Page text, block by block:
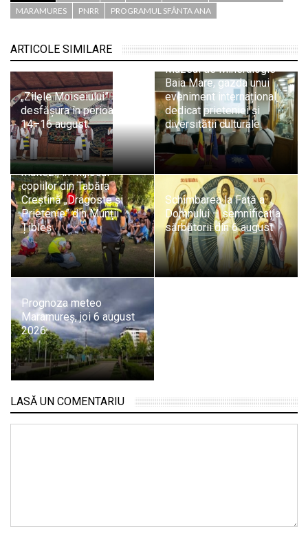
MARAMURES
PNRR PROGRAMUL SFÂNTA ANA
ARTICOLE SIMILARE
„Zilele Moiseiului” se vor
desfășura în perioada
14–16 august
Muzeul de Mineralogie
Baia Mare, gazda unui
eveniment internațional
dedicat prieteniei și
diversității culturale
Pompierii SVSU Târgu
Lăpuș și voluntarii
maltezi, în mijlocul
copiilor din Tabăra
Creștină „Dragoste și
Prietenie” din Munții
Țibleș
Schimbarea la Față a
Domnului – semnificația
sărbătorii din 6 august
Prognoza meteo
Maramureș, joi 6 august
2026
LASĂ UN COMENTARIU